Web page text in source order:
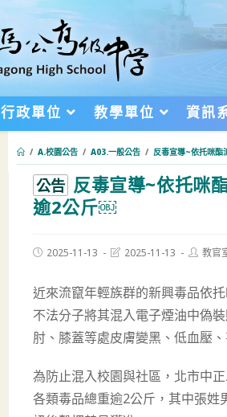
行政單位 教學單位 資訊
/ A.校園公告 / A03.一般公告 / 反毒宣導~依托咪酯
公告 反毒宣導~依托咪
逾2公斤￼
Post2025-11-13
Post2025-11-13
Post教官
近來流竄年輕族群的新興毒品依
不法分子將其混入電子煙油中偽
肘、膝蓋等處皮膚變黑、低血壓、
為防止混入校園與社區，北市中
各類毒品總重逾2公斤，其中張姓